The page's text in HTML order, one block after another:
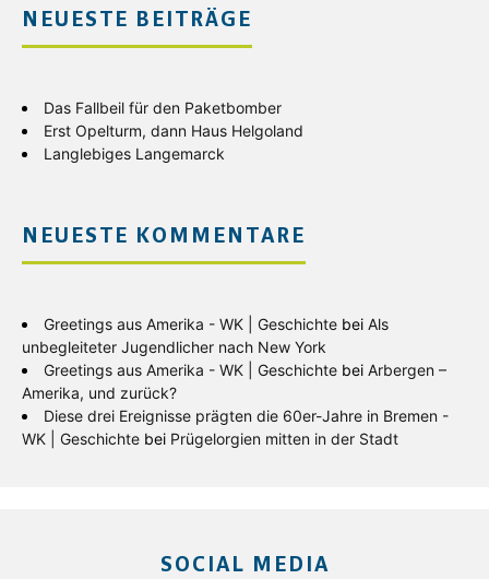
NEUESTE BEITRÄGE
Das Fallbeil für den Paketbomber
Erst Opelturm, dann Haus Helgoland
Langlebiges Langemarck
NEUESTE KOMMENTARE
Greetings aus Amerika - WK | Geschichte bei Als
unbegleiteter Jugendlicher nach New York
Greetings aus Amerika - WK | Geschichte bei Arbergen –
Amerika, und zurück?
Diese drei Ereignisse prägten die 60er-Jahre in Bremen -
WK | Geschichte bei Prügelorgien mitten in der Stadt
SOCIAL MEDIA